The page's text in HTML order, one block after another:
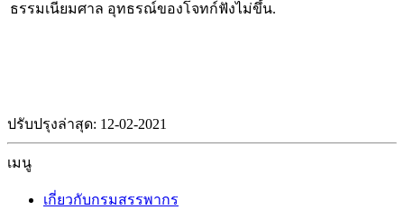
ธรรมเนียมศาล อุทธรณ์ของโจทก์ฟังไม่ขึ้น.
ปรับปรุงล่าสุด: 12-02-2021
เมนู
เกี่ยวกับกรมสรรพากร